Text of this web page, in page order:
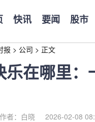
快讯 要闻 股市
报 > 公司 > 正文
在哪里：
作者：白晓 2026-02-08